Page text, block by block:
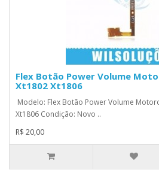
Flex Botão Power Volume
Xt1802 Xt1806
Modelo: Flex Botão Power Volume
Xt1806 Condição: Novo ..
R$ 20,00